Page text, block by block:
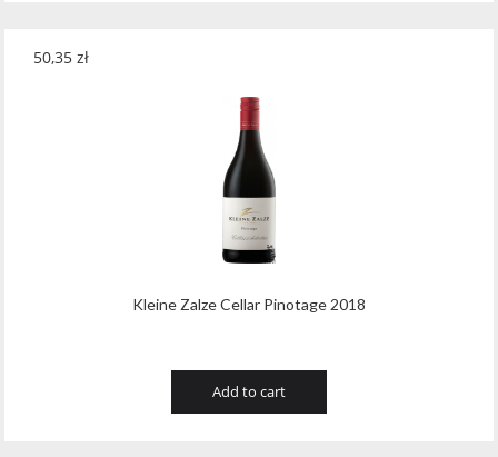
Kleine Zalze Cellar Pinotage 2018
50,35 zł
Add to cart